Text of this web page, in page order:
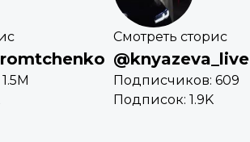
Смотреть сторис
@knyazeva_live
Подписчиков: 609
Подписок: 1.9K